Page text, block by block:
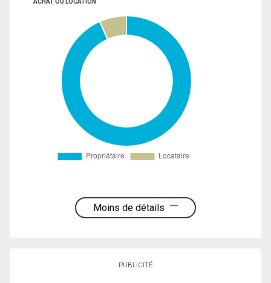
ACHAT OU LOCATION
Moins de détails
PUBLICITÉ